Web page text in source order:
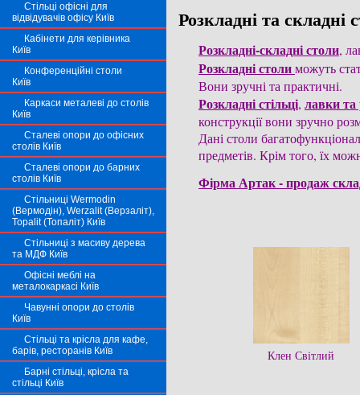
Стільці офісні для
відвідувачів офісу Київ
Кабінети для керівника
Київ
Конференційні столи
Київ
Каркаси металеві до столів
Київ
Сталеві опори до офісних
столів Київ
Сталеві опори до барних
столів Київ
Стільниці Wermodin
(Вермодін), Werzalit (Верзаліт),
Topalit (Топаліт) Київ
Стільниці з масиву дерева
та МДФ Київ
Офісні меблі на
металокаркасі Київ
Чавунні опори до столів
Київ
Стільці та крісла для кафе,
барів, ресторанів Київ
Барні стільці, крісла та
стільці Київ
Розкладні та складні
Розкладні-складні столи
Розкладні столи можуть
Розкладні стільці, лавки та
конструкції вони зручно
Дані столи
предметів. Крім того, їх
Фірма Артак - продаж
Клен Світлий